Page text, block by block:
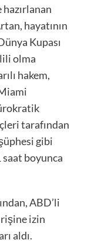
hayatının
Kupası
olma
hakem,
tarafından
gibi
saat boyunca
ABD’li
izin
aldı.